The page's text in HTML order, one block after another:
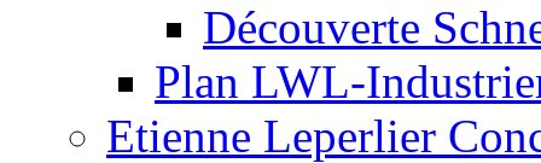
Découverte
Plan LWL-
Etienne Leperlier